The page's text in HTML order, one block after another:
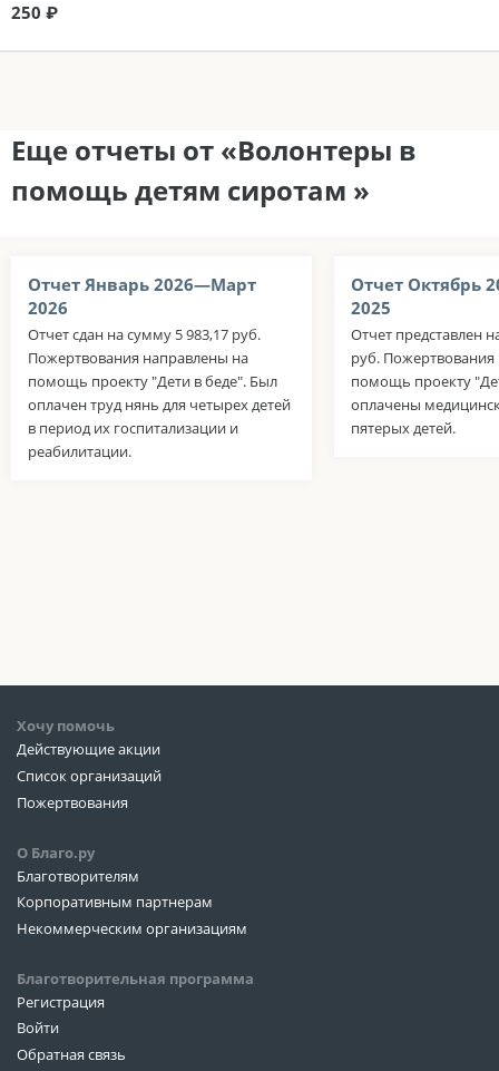
250 ₽
Еще отчеты от «Волонтеры в
помощь детям сиротам »
Отчет Январь 2026—Март
2026
Отчет сдан на сумму 5 983,17 руб.
Пожертвования направлены на
помощь проекту "Дети в беде". Был
оплачен труд нянь для четырех детей
в период их госпитализации и
реабилитации.
Отчет Октябрь
2025
Отчет представлен
руб.
помощь проекту
оплачены
пятерых детей.
Хочу помочь
Действующие акции
Список организаций
Пожертвования
О Благо.ру
Благотворителям
Корпоративным партнерам
Некоммерческим организациям
Благотворительная программа
Регистрация
Войти
Обратная связь